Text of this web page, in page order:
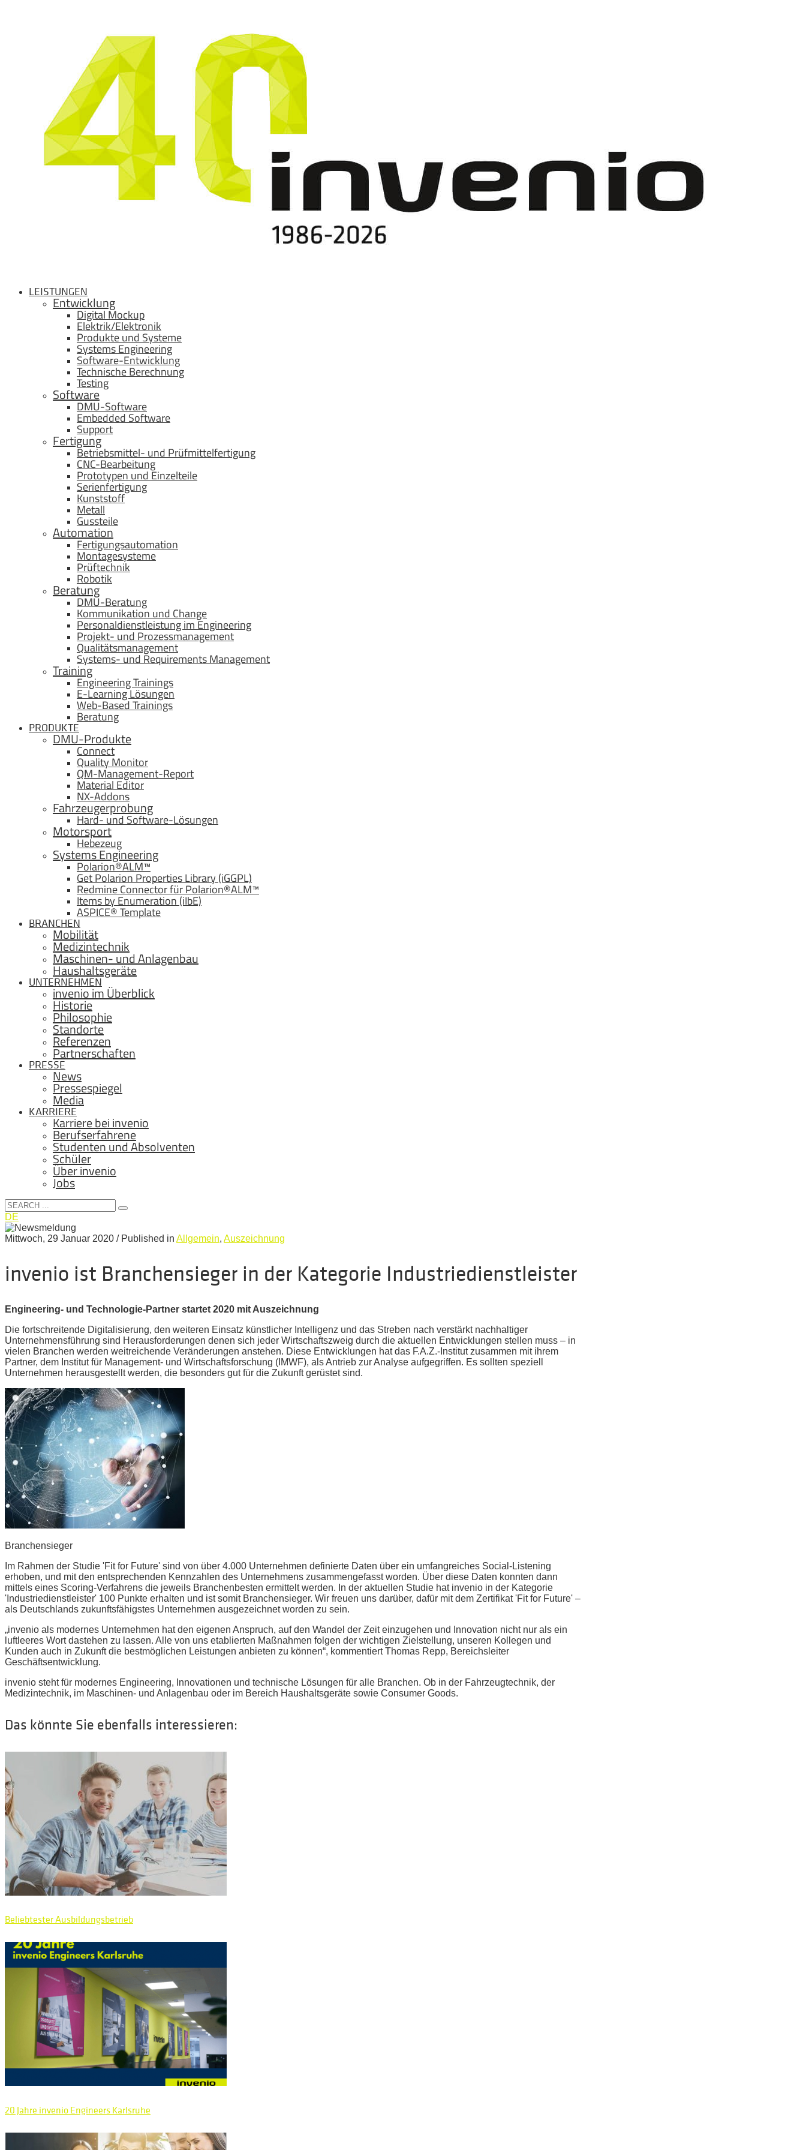
LEISTUNGEN
Entwicklung
Digital Mockup
Elektrik/Elektronik
Produkte und Systeme
Systems Engineering
Software-Entwicklung
Technische Berechnung
Testing
Software
DMU-Software
Embedded Software
Support
Fertigung
Betriebsmittel- und Prüfmittelfertigung
CNC-Bearbeitung
Prototypen und Einzelteile
Serienfertigung
Kunststoff
Metall
Gussteile
Automation
Fertigungsautomation
Montagesysteme
Prüftechnik
Robotik
Beratung
DMU-Beratung
Kommunikation und Change
Personaldienstleistung im Engineering
Projekt- und Prozessmanagement
Qualitätsmanagement
Systems- und Requirements Management
Training
Engineering Trainings
E-Learning Lösungen
Web-Based Trainings
Beratung
PRODUKTE
DMU-Produkte
Connect
Quality Monitor
QM-Management-Report
Material Editor
NX-Addons
Fahrzeugerprobung
Hard- und Software-Lösungen
Motorsport
Hebezeug
Systems Engineering
Polarion®ALM™
Get Polarion Properties Library (iGGPL)
Redmine Connector für Polarion®ALM™
Items by Enumeration (iIbE)
ASPICE® Template
BRANCHEN
Mobilität
Medizintechnik
Maschinen- und Anlagenbau
Haushaltsgeräte
UNTERNEHMEN
invenio im Überblick
Historie
Philosophie
Standorte
Referenzen
Partnerschaften
PRESSE
News
Pressespiegel
Media
KARRIERE
Karriere bei invenio
Berufserfahrene
Studenten und Absolventen
Schüler
Über invenio
Jobs
DE
Mittwoch, 29 Januar 2020 / Published in Allgemein, Auszeichnung
invenio ist Branchensieger in der Kategorie Industriedienstleister
Engineering- und Technologie-Partner startet 2020 mit Auszeichnung
Die fortschreitende Digitalisierung, den weiteren Einsatz künstlicher Intelligenz und das Streben nach verstärkt nachhaltiger
Unternehmensführung sind Herausforderungen denen sich jeder Wirtschaftszweig durch die aktuellen Entwicklungen stellen muss – in
vielen Branchen werden weitreichende Veränderungen anstehen. Diese Entwicklungen hat das F.A.Z.-Institut zusammen mit ihrem
Partner, dem Institut für Management- und Wirtschaftsforschung (IMWF), als Antrieb zur Analyse aufgegriffen. Es sollten speziell
Unternehmen herausgestellt werden, die besonders gut für die Zukunft gerüstet sind.
Branchensieger
Im Rahmen der Studie 'Fit for Future' sind von über 4.000 Unternehmen definierte Daten über ein umfangreiches Social-Listening
erhoben, und mit den entsprechenden Kennzahlen des Unternehmens zusammengefasst worden. Über diese Daten konnten dann
mittels eines Scoring-Verfahrens die jeweils Branchenbesten ermittelt werden. In der aktuellen Studie hat invenio in der Kategorie
'Industriedienstleister' 100 Punkte erhalten und ist somit Branchensieger. Wir freuen uns darüber, dafür mit dem Zertifikat 'Fit for Future' –
als Deutschlands zukunftsfähigstes Unternehmen ausgezeichnet worden zu sein.
„invenio als modernes Unternehmen hat den eigenen Anspruch, auf den Wandel der Zeit einzugehen und Innovation nicht nur als ein
luftleeres Wort dastehen zu lassen. Alle von uns etablierten Maßnahmen folgen der wichtigen Zielstellung, unseren Kollegen und
Kunden auch in Zukunft die bestmöglichen Leistungen anbieten zu können“, kommentiert Thomas Repp, Bereichsleiter
Geschäftsentwicklung.
invenio steht für modernes Engineering, Innovationen und technische Lösungen für alle Branchen. Ob in der Fahrzeugtechnik, der
Medizintechnik, im Maschinen- und Anlagenbau oder im Bereich Haushaltsgeräte sowie Consumer Goods.
Das könnte Sie ebenfalls interessieren:
Beliebtester Ausbildungsbetrieb
20 Jahre invenio Engineers Karlsruhe